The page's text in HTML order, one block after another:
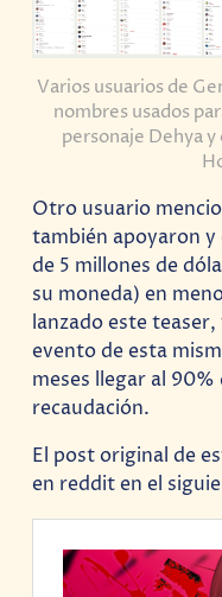
Varios usuarios de
nombres usados
personaje Dehya
Otro usuario
también apoyaron
de 5 millones de
su moneda) en
lanzado este
evento de esta
meses llegar al
recaudación.
El post original de
en reddit en el